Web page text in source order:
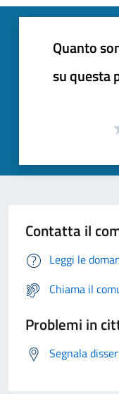
Quanto
su questa
Contatta il
Leggi le
Chiama il
Problemi in
Segnala